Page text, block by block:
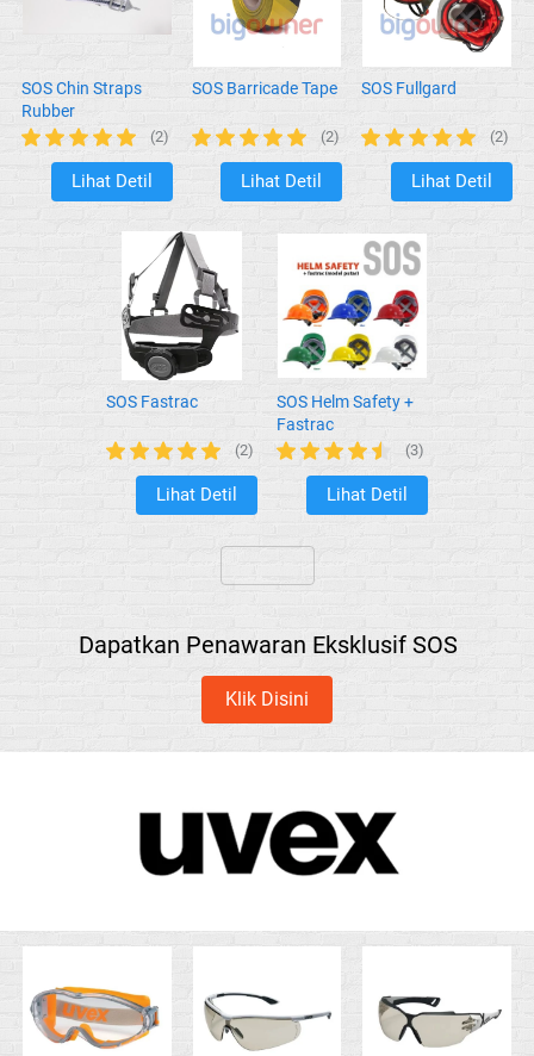
SOS Chin Straps
Rubber
(2)
`
Lihat Detil
SOS Barricade Tape
(2)
`
Lihat Detil
SOS Fullgard
(2)
`
Lihat Detil
SOS Fastrac
(2)
`
Lihat Detil
SOS Helm Safety +
Fastrac
(3)
`
Lihat Detil
Dapatkan Penawaran Eksklusif SOS
`Klik Disini